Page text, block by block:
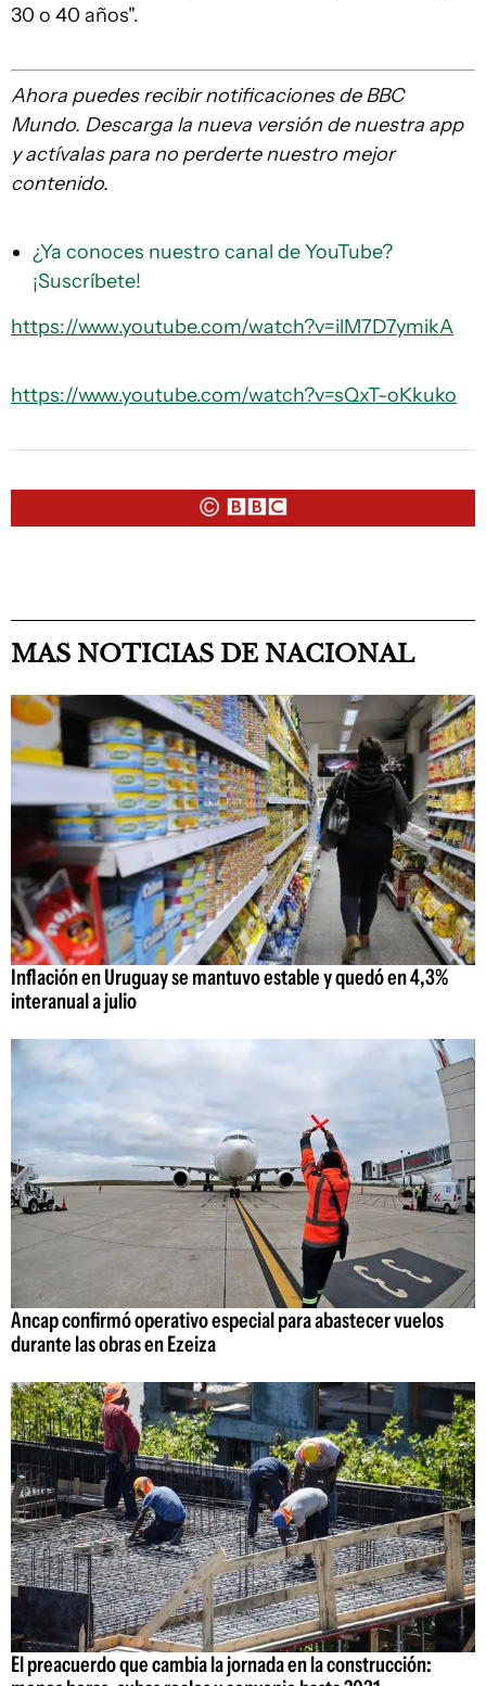
30 o 40 años".
Ahora puedes recibir notificaciones de BBC
Mundo. Descarga la nueva versión de nuestra app
y actívalas para no perderte nuestro mejor
contenido.
¿Ya conoces nuestro canal de YouTube?
¡Suscríbete!
https://www.youtube.com/watch?v=ilM7D7ymikA
https://www.youtube.com/watch?v=sQxT-oKkuko
MAS NOTICIAS DE NACIONAL
Inflación en Uruguay se mantuvo estable y quedó en 4,3%
interanual a julio
Ancap confirmó operativo especial para abastecer vuelos
durante las obras en Ezeiza
El preacuerdo que cambia la jornada en la construcción: